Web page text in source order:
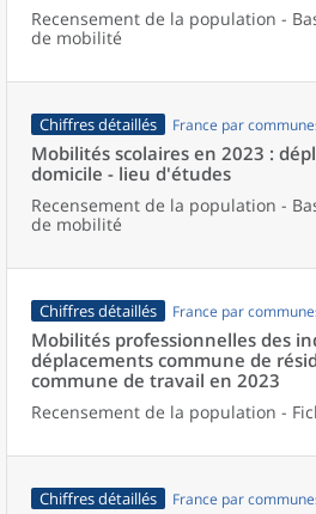
Recensement de la population -
de mobilité
Chiffres détaillés France par
Mobilités scolaires en 2023 :
domicile - lieu d'études
Recensement de la population -
de mobilité
Chiffres détaillés France par
Mobilités professionnelles des
déplacements commune de
commune de travail en 2023
Recensement de la population -
Chiffres détaillés France par